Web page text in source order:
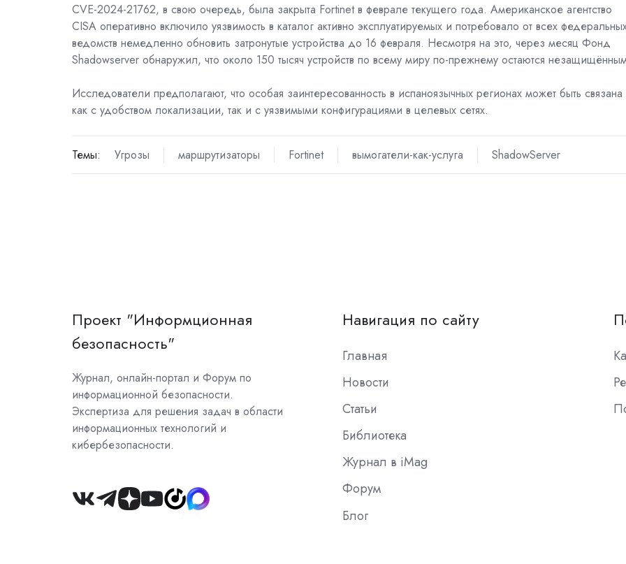
CVE-2024-21762, в свою очередь, была закрыта Fortinet в феврале текущего года. Американское агентство
CISA оперативно включило уязвимость в каталог активно эксплуатируемых и потребовало от всех
ведомств немедленно обновить затронутые устройства до 16 февраля. Несмотря на это, через месяц Фонд
Shadowserver обнаружил, что около 150 тысяч устройств по всему миру по-прежнему остаются
Исследователи предполагают, что особая заинтересованность в испаноязычных регионах может быть связана
как с удобством локализации, так и с уязвимыми конфигурациями в целевых сетях.
Темы: Угрозы маршрутизаторы Fortinet вымогатели-как-услуга ShadowServer
Проект "Информционная
безопасность"
Журнал, онлайн-портал и Форум по
информационной безопасности.
Экспертиза для решения задач в области
информационных технологий и
кибербезопасности.
Join
Навигация по сайту
Главная
Новости
Статьи
Библиотека
Журнал в iMag
Форум
Блог